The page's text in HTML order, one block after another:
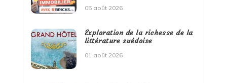
05 août 2026
Exploration de la richesse de la
littérature suédoise
01 août 2026